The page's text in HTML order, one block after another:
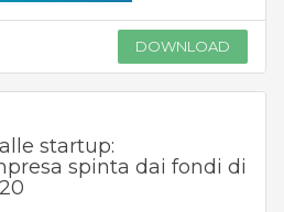
DOWNLOAD
startup:
spinta dai fondi di